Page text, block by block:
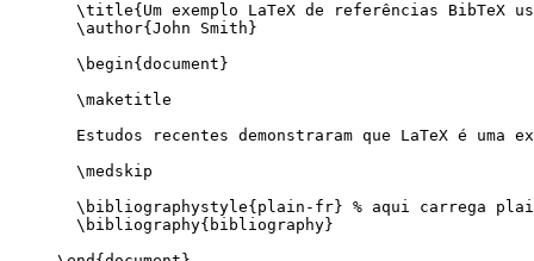
\title{Um exemplo LaTeX de referências
\author{John Smith}
\begin{ document }
\maketitle
Estudos recentes demonstraram que LaTeX é
\medskip
\bibliographystyle{plain-fr} % aqui carrega
\bibliography{bibliography}